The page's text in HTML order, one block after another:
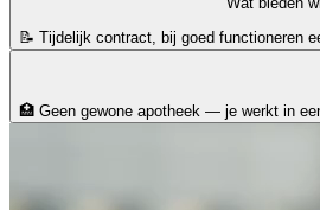
📝 Tijdelijk contract, bij goed functioneren
🏥 Geen gewone apotheek — je werkt in